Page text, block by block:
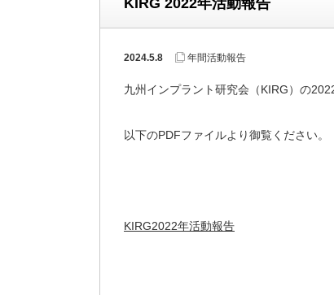
KIRG 2022年活動報告
2024.5.8 年間活動報告
九州インプラント研究会（KIRG）の
以下のPDFファイルより御覧ください。
KIRG2022年活動報告